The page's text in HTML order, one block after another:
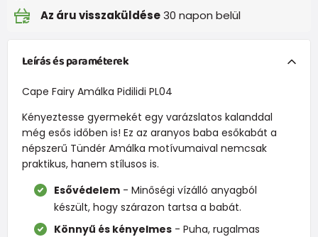
Az áru visszaküldése30 napon belül
Leírás és paraméterek
Cape Fairy Amálka Pidilidi PL04
Kényeztesse gyermekét egy varázslatos kalanddal
még esős időben is! Ez az aranyos baba esőkabát a
népszerű Tündér Amálka motívumaival nemcsak
praktikus, hanem stílusos is.
Esővédelem - Minőségi vízálló anyagból
készült, hogy szárazon tartsa a babát.
Könnyű és kényelmes - Puha, rugalmas